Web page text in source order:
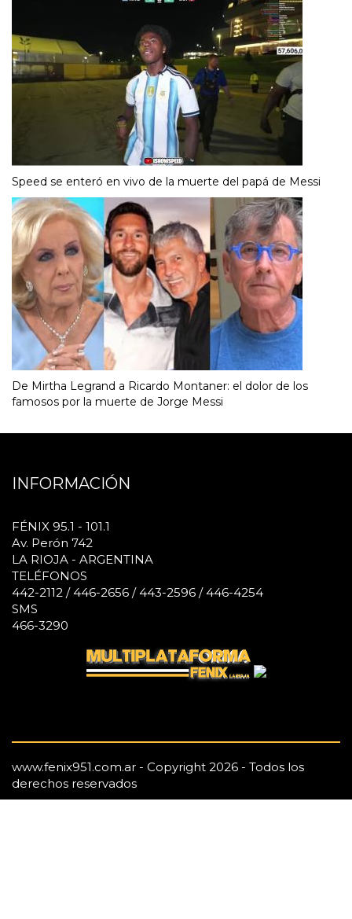
Speed se enteró en vivo de la muerte del papá de Messi
De Mirtha Legrand a Ricardo Montaner: el dolor de los
famosos por la muerte de Jorge Messi
INFORMACIÓN
FÉNIX 95.1 - 101.1
Av. Perón 742
LA RIOJA - ARGENTINA
TELÉFONOS
442-2112 / 446-2656 / 443-2596 / 446-4254
SMS
466-3290
www.fenix951.com.ar - Copyright 2026 - Todos los
derechos reservados